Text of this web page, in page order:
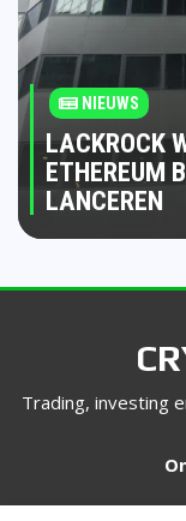
NIEUWS
LACKROCK
ETHEREUM
LANCEREN
Trading, investing